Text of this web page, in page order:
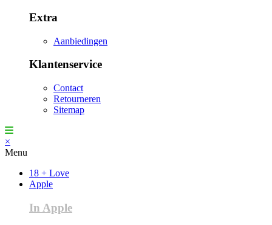
Extra
Aanbiedingen
Klantenservice
Contact
Retourneren
Sitemap
×
Menu
18 + Love
Apple
In Apple